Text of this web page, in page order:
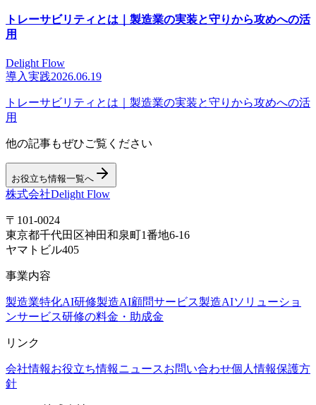
トレーサビリティとは｜製造業の実装と守りから攻めへの活
用
Delight Flow
導入実践2026.06.19
トレーサビリティとは｜製造業の実装と守りから攻めへの活
用
他の記事もぜひご覧ください
お役立ち情報一覧へ
株式会社Delight Flow
〒101-0024
東京都千代田区神田和泉町1番地6-16
ヤマトビル405
事業内容
製造業特化AI研修製造AI顧問サービス製造AIソリューショ
ンサービス研修の料金・助成金
リンク
会社情報お役立ち情報ニュースお問い合わせ個人情報保護方
針